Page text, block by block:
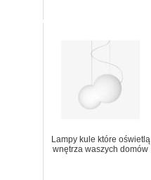
Lampy kule które oświetlą
wnętrza waszych domów